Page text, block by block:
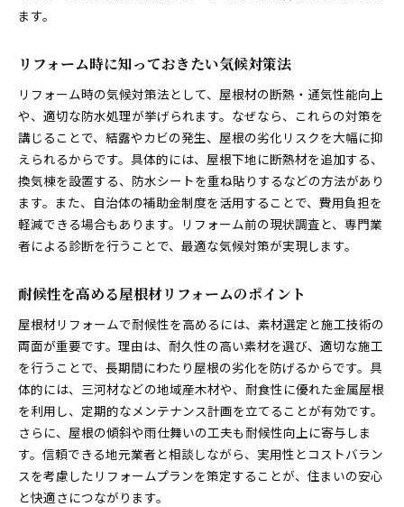
ます。
リフォーム時に知っておきたい気候対策法
リフォーム時の気候対策法として、屋根材の断熱・通気性能向上
や、適切な防水処理が挙げられます。なぜなら、これらの対策を
講じることで、結露やカビの発生、屋根の劣化リスクを大幅に抑
えられるからです。具体的には、屋根下地に断熱材を追加する、
換気棟を設置する、防水シートを重ね貼りするなどの方法があり
ます。また、自治体の補助金制度を活用することで、費用負担を
軽減できる場合もあります。リフォーム前の現状調査と、専門業
者による診断を行うことで、最適な気候対策が実現します。
耐候性を高める屋根材リフォームのポイント
屋根材リフォームで耐候性を高めるには、素材選定と施工技術の
両面が重要です。理由は、耐久性の高い素材を選び、適切な施工
を行うことで、長期間にわたり屋根の劣化を防げるからです。具
体的には、三河材などの地域産木材や、耐食性に優れた金属屋根
を利用し、定期的なメンテナンス計画を立てることが有効です。
さらに、屋根の傾斜や雨仕舞いの工夫も耐候性向上に寄与しま
す。信頼できる地元業者と相談しながら、実用性とコストバラン
スを考慮したリフォームプランを策定することが、住まいの安心
と快適さにつながります。